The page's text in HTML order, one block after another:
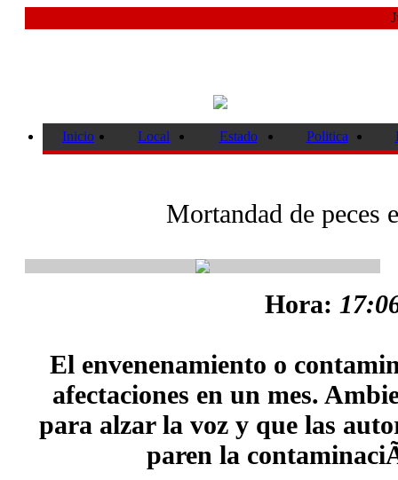
Inicio Local Estado Politica
Mortandad de peces
Hora:
El envenenamiento o
afectaciones en un mes.
para alzar la voz y que las
paren la